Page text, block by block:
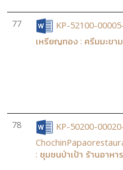
77
KP-52100-
เหรียญทอง : ครีมมะขา
78
KP-50200-
: ชุมชนป่าเป้า ร้านอาห